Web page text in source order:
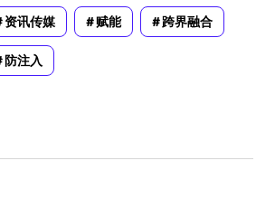
资讯传媒 赋能 跨界融合
防注入